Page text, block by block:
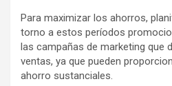
Para maximizar los ahorros,
torno a estos períodos
las campañas de marketing que
ventas, ya que pueden
ahorro sustanciales.